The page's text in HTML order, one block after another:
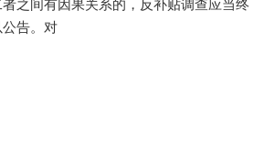
之间有因果关系的，反补贴调查应当终
告。对